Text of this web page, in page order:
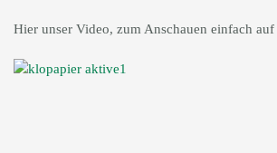
Hier unser Video, zum Anschauen einfach